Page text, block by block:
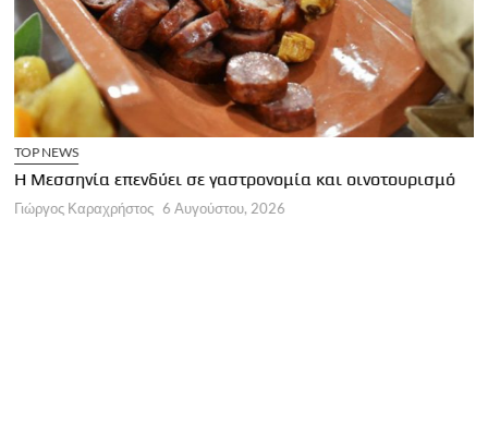
TOP NEWS
Η Μεσσηνία επενδύει σε γαστρονομία και οινοτουρισμό
Γιώργος Καραχρήστος 6 Αυγούστου, 2026